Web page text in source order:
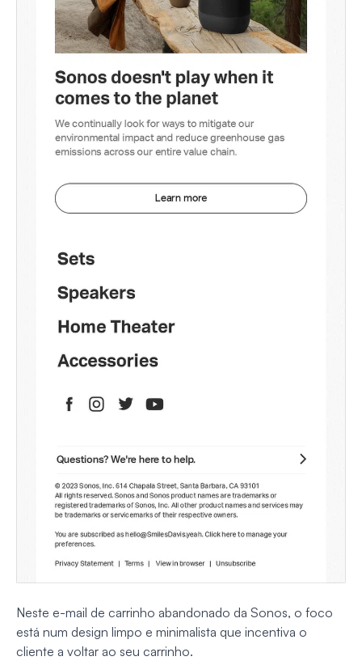
Neste e-mail de carrinho abandonado da Sonos, o foco
está num design limpo e minimalista que incentiva o
cliente a voltar ao seu carrinho.